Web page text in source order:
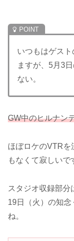
いつもはゲス
ますが、5月3
ない。
GW中のヒルナン
ほぼロケのVTRを
もなくて寂しいで
スタジオ収録部分
19日（火）の知
ね。